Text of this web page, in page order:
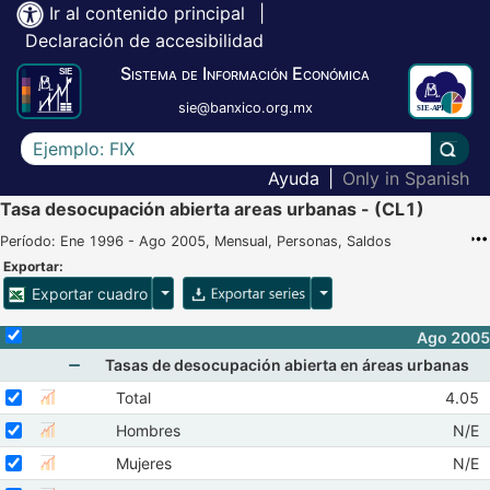
Ir al contenido principal
Declaración de accesibilidad
Sistema de Información Económica
sie@banxico.org.mx
Escriba el texto a buscar
Ayuda
Only in Spanish
Tasa desocupación abierta areas urbanas - (CL1)
Período: Ene 1996 - Ago 2005, Mensual, Personas, Saldos
Exportar:
Exportar cuadro Opciones para exportar cuadroOpciones para exportar
Selecciona o desmarca todas las series Ago 2005
Mostrar elementos de Tasas de desocupación
Tasas de desocupación abierta en áreas urbanas
Seleccione sus series
Seleccionar serie Total
Total Jun
4.05
Seleccione sus series
Seleccionar serie Hombres
Hombres Jun
N/E
Seleccione sus series
Seleccionar serie Mujeres
Mujeres Jun
N/E